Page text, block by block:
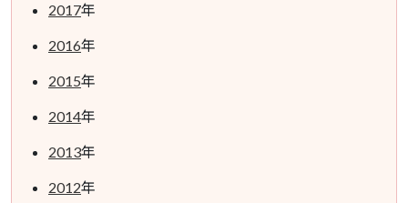
2017年
2016年
2015年
2014年
2013年
2012年